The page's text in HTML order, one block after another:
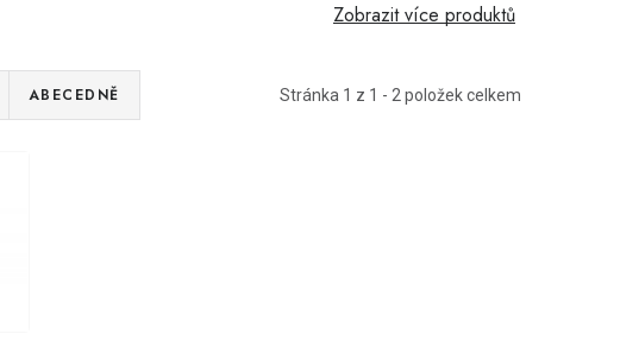
Zobrazit více produktů
Stránka 1 z 1 - 2 položek celkem
ABECEDNĚ